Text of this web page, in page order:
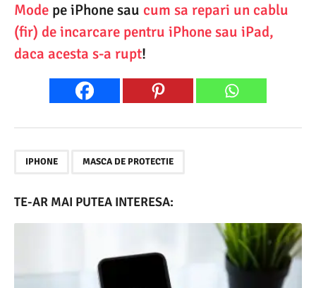
Mode pe iPhone sau cum sa repari un cablu
(fir) de incarcare pentru iPhone sau iPad,
daca acesta s-a rupt!
IPHONE MASCA DE PROTECTIE
TE-AR MAI PUTEA INTERESA: